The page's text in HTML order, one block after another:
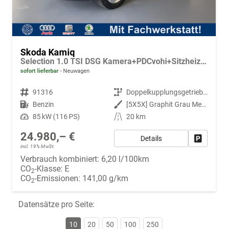
Skoda Kamiq
Selection 1.0 TSI DSG Kamera+PDCvohi+Sitzheizung+AppConnect+Sunset+Alu16
sofort lieferbar Neuwagen
Fahrzeugnr. 91316 Getriebe
Doppelkupplungsgetriebe (DSG)
Kraftstoff Benzin Außenfarbe
[5X5X] Graphit Grau Metallic
Leistung 85 kW (116 PS) Kilometerstand 20 km
24.980,– €
incl. 19% MwSt.
Details
Verbrauch kombiniert: 6,20 l/100km
CO2-Klasse: E
CO2-Emissionen: 141,00 g/km
Datensätze pro Seite:
10 20 50 100 250